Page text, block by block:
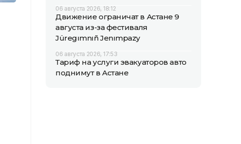
06 августа 2026, 18:12
Движение ограничат в Астане 9
августа из-за фестиваля
Jüregımnıñ Jenımpazy
06 августа 2026, 17:53
Тариф на услуги эвакуаторов авто
поднимут в Астане